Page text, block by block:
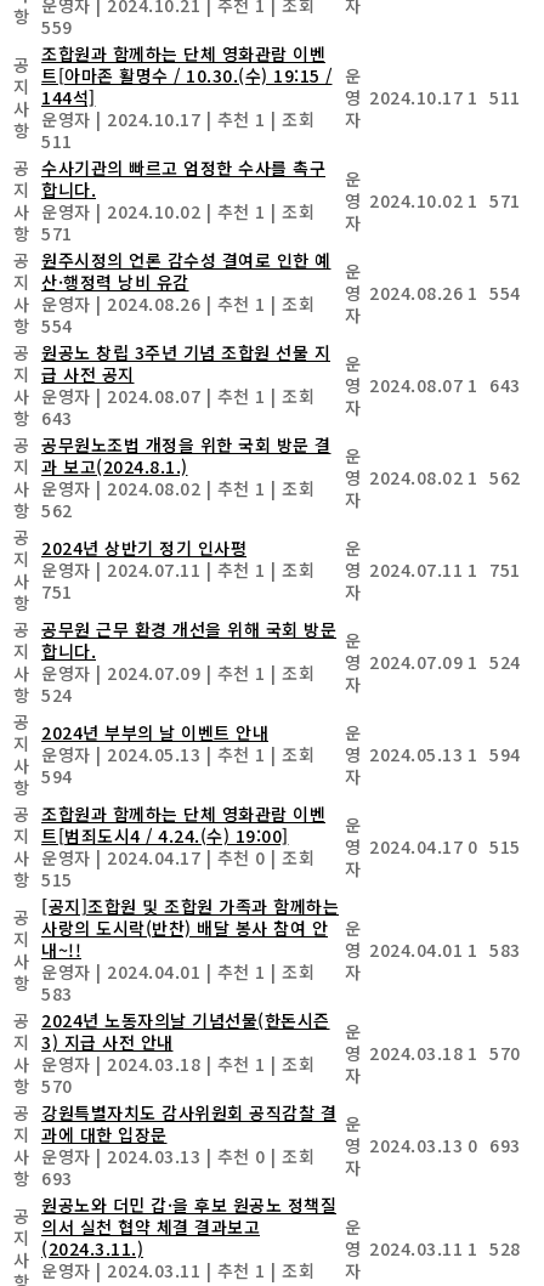
항 559
공
지
사
항
조합원과 함께하는 단체 영화관람 이벤
트[아마존 활명수 / 10.30.(수) 19:15 /
144석]
운영자 | 2024.10.17 | 추천 1 | 조회
511
운
영
자
2024.10.17 1 511
공
지
사
항
수사기관의 빠르고 엄정한 수사를 촉구
합니다.
운영자 | 2024.10.02 | 추천 1 | 조회
571
운
영
자
2024.10.02 1 571
공
지
사
항
원주시정의 언론 감수성 결여로 인한 예
산·행정력 낭비 유감
운영자 | 2024.08.26 | 추천 1 | 조회
554
운
영
자
2024.08.26 1 554
공
지
사
항
원공노 창립 3주년 기념 조합원 선물 지
급 사전 공지
운영자 | 2024.08.07 | 추천 1 | 조회
643
운
영
자
2024.08.07 1 643
공
지
사
항
공무원노조법 개정을 위한 국회 방문 결
과 보고(2024.8.1.)
운영자 | 2024.08.02 | 추천 1 | 조회
562
운
영
자
2024.08.02 1 562
공
지
사
항
2024년 상반기 정기 인사평
운영자 | 2024.07.11 | 추천 1 | 조회
751
운
영
자
2024.07.11 1 751
공
지
사
항
공무원 근무 환경 개선을 위해 국회 방문
합니다.
운영자 | 2024.07.09 | 추천 1 | 조회
524
운
영
자
2024.07.09 1 524
공
지
사
항
2024년 부부의 날 이벤트 안내
운영자 | 2024.05.13 | 추천 1 | 조회
594
운
영
자
2024.05.13 1 594
공
지
사
항
조합원과 함께하는 단체 영화관람 이벤
트[범죄도시4 / 4.24.(수) 19:00]
운영자 | 2024.04.17 | 추천 0 | 조회
515
운
영
자
2024.04.17 0 515
공
지
사
항
[공지]조합원 및 조합원 가족과 함께하는
사랑의 도시락(반찬) 배달 봉사 참여 안
내~!!
운영자 | 2024.04.01 | 추천 1 | 조회
583
운
영
자
2024.04.01 1 583
공
지
사
항
2024년 노동자의날 기념선물(한돈시즌
3) 지급 사전 안내
운영자 | 2024.03.18 | 추천 1 | 조회
570
운
영
자
2024.03.18 1 570
공
지
사
항
강원특별자치도 감사위원회 공직감찰 결
과에 대한 입장문
운영자 | 2024.03.13 | 추천 0 | 조회
693
운
영
자
2024.03.13 0 693
공
지
사
항
원공노와 더민 갑·을 후보 원공노 정책질
의서 실천 협약 체결 결과보고
(2024.3.11.)
운영자 | 2024.03.11 | 추천 1 | 조회
운
영
자
2024.03.11 1 528